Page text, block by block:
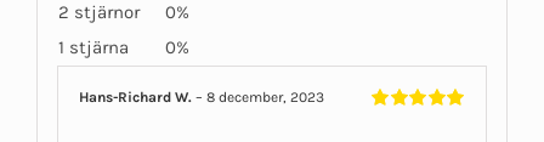
2 stjärnor
0%
1 stjärna
0%
Hans-Richard W.– 8 december, 2023